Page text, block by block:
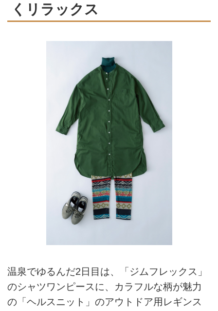
くリラックス
温泉でゆるんだ2日目は、「ジムフレックス」
のシャツワンピースに、カラフルな柄が魅力
の「ヘルスニット」のアウトドア用レギンス